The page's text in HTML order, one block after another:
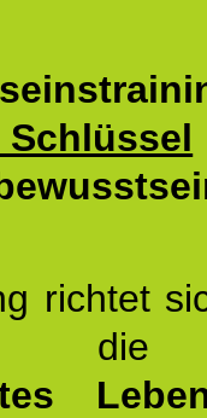
richtet